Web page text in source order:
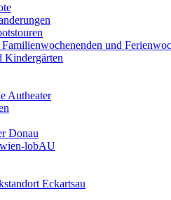
und
Kindergärten
Autheater
Donau
lobAU
Eckartsau